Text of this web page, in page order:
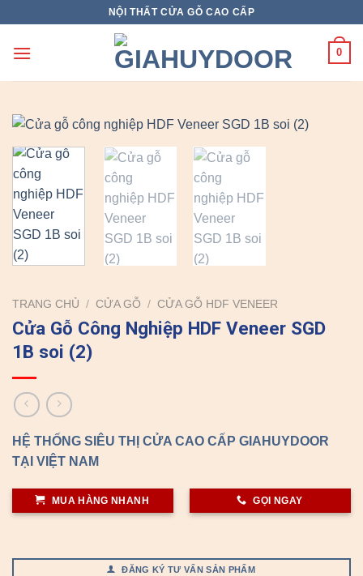
content
NỘI THẤT CỬA GỖ CAO CẤP
0
TRANG CHỦ / CỬA GỖ / CỬA GỖ HDF VENEER
Cửa Gỗ Công Nghiệp HDF Veneer SGD
1B soi (2)
HỆ THỐNG SIÊU THỊ CỬA CAO CẤP GIAHUYDOOR
TẠI VIỆT NAM
MUA HÀNG NHANH GỌI NGAY
ĐĂNG KÝ TƯ VẤN SẢN PHẨM